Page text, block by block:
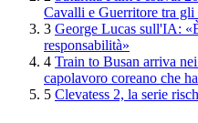
Cavalli e Guerritore tra gli
3 George Lucas sull'IA:
responsabilità»
4 Train to Busan arriva
capolavoro coreano che
5 Clevatess 2, la serie